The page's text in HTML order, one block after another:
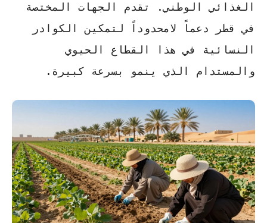
الغذائي الوطني. تقدم الجهات المختصة
في قطر دعماً لامحدوداً لتمكين الكوادر
النسائية في هذا القطاع الحيوي
والمستدام الذي ينمو بسرعة كبيرة.